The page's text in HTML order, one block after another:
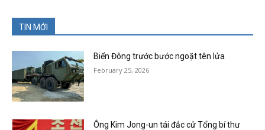
TIN MỚI
Biển Đông trước bước ngoặt tên lửa
February 25, 2026
Ông Kim Jong-un tái đắc cử Tổng bí thư